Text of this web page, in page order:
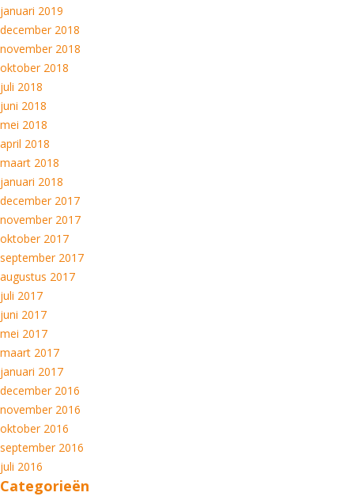
januari 2019
december 2018
november 2018
oktober 2018
juli 2018
juni 2018
mei 2018
april 2018
maart 2018
januari 2018
december 2017
november 2017
oktober 2017
september 2017
augustus 2017
juli 2017
juni 2017
mei 2017
maart 2017
januari 2017
december 2016
november 2016
oktober 2016
september 2016
juli 2016
Categorieën